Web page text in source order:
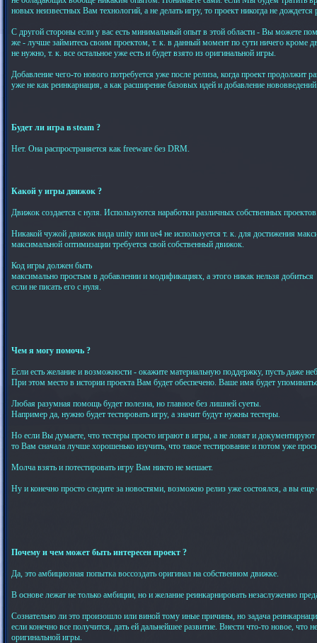
новых неизвестных Вам технологий, а не делать игру, то проект никогда не дождется
С другой стороны если у вас есть минимальный опыт в этой области - Вы можете
же - лучше займитесь своим проектом, т. к. в данный момент по сути ничего кроме
не нужно, т. к. все остальное уже есть и будет взято из оригинальной игры.
Добавление чего-то нового потребуется уже после релиза, когда проект продолжит
уже не как реинкарнация, а как расширение базовых идей и добавление
Будет ли игра в steam ?
Нет. Она распространяется как freeware без DRM.
Какой у игры движок ?
Движок создается с нуля. Используются наработки различных собственных
Никакой чужой движок вида unity или ue4 не используется т. к. для достижения
максимальной оптимизации требуется свой собственный движок.
Код игры должен быть
максимально простым в добавлении и модификациях, а этого никак нельзя добиться
если не писать его с нуля.
Чем я могу помочь ?
Если есть желание и возможности - окажите материальную поддержку, пусть даже
При этом место в истории проекта Вам будет обеспечено. Ваше имя будет
Любая разумная помощь будет полезна, но главное без лишней суеты.
Например да, нужно будет тестировать игру, а значит будут нужны тестеры.
Но если Вы думаете, что тестеры просто играют в игры, а не ловят и документируют
то Вам сначала лучше хорошенько изучить, что такое тестирование и потом уже
Молча взять и потестировать игру Вам никто не мешает.
Ну и конечно просто следите за новостями, возможно релиз уже состоялся, а вы еще
Почему и чем может быть интересен проект ?
Да, это амбициозная попытка воссоздать оригинал на собственном движке.
В основе лежат не только амбиции, но и желание реинкарнировать незаслуженно
Сознательно ли это произошло или виной тому иные причины, но задача
если конечно все получится, дать ей дальнейшее развитие. Внести что-то новое, что
оригинальной игры.